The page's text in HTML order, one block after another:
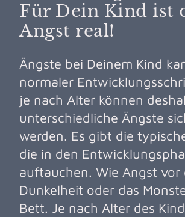
Für Dein Kind ist
Angst real!
Ängste bei Deinem Kind
normaler
je nach Alter können
unterschiedliche Ängste
werden. Es gibt die
die in den
auftauchen. Wie Angst vor
Dunkelheit oder das
Bett. Je nach Alter des